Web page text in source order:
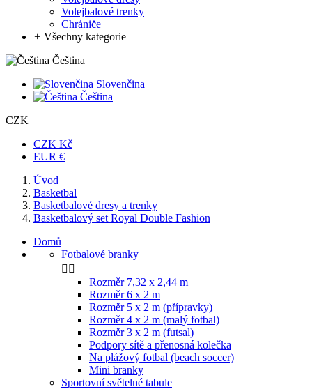
Volejbalové trenky
Chrániče
+ Všechny kategorie
Čeština
Slovenčina
Čeština
CZK
CZK Kč
EUR €
Úvod
Basketbal
Basketbalové dresy a trenky
Basketbalový set Royal Double Fashion
Domů
Fotbalové branky
 
Rozměr 7,32 x 2,44 m
Rozměr 6 x 2 m
Rozměr 5 x 2 m (přípravky)
Rozměr 4 x 2 m (malý fotbal)
Rozměr 3 x 2 m (futsal)
Podpory sítě a přenosná kolečka
Na plážový fotbal (beach soccer)
Mini branky
Sportovní světelné tabule